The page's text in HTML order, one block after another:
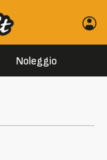
Noleggio